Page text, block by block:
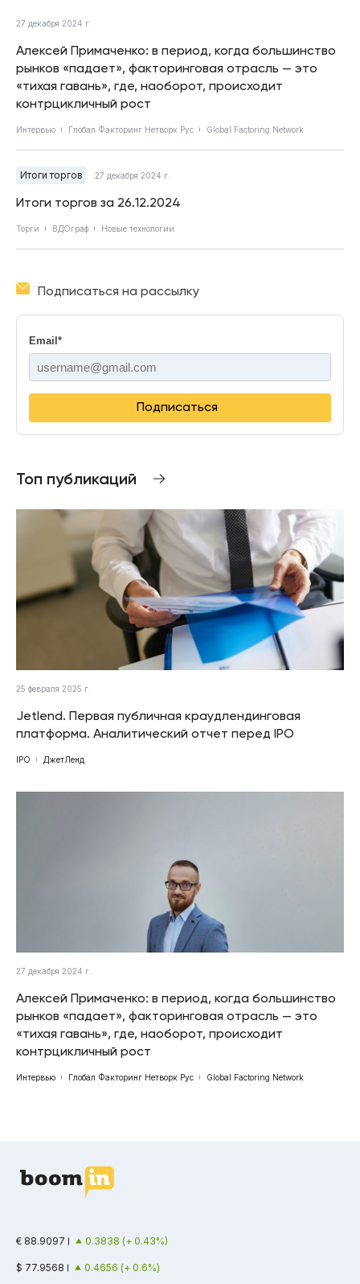
27 декабря 2024 г.
Алексей Примаченко: в период, когда большинство
рынков «падает», факторинговая отрасль — это
«тихая гавань», где, наоборот, происходит
контрцикличный рост
Интервью Глобал Факторинг Нетворк Рус Global Factoring Network
Итоги торгов 27 декабря 2024 г.
Итоги торгов за 26.12.2024
Торги ВДОграф Новые технологии
Подписаться на рассылку
Email *
Подписаться
Топ публикаций
25 февраля 2025 г.
Jetlend. Первая публичная краудлендинговая
платформа. Аналитический отчет перед IPO
IPO ДжетЛенд
27 декабря 2024 г.
Алексей Примаченко: в период, когда большинство
рынков «падает», факторинговая отрасль — это
«тихая гавань», где, наоборот, происходит
контрцикличный рост
Интервью Глобал Факторинг Нетворк Рус Global Factoring Network
€ 88.9097 0.3838 (+ 0.43%)
$ 77.9568 0.4656 (+ 0.6%)